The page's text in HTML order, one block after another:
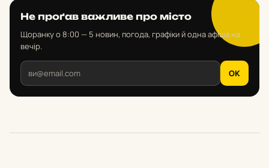
Не проґав важливе про місто
Щоранку о 8:00 — 5 новин, погода, графіки й одна афіша на
вечір.
OK